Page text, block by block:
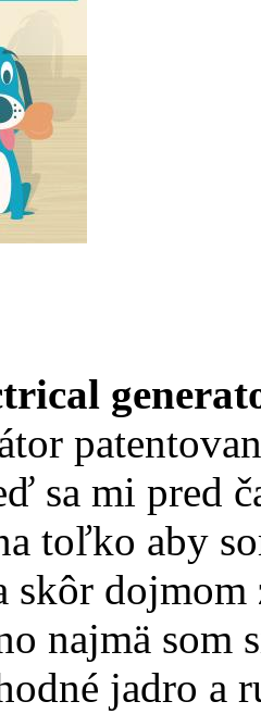
sa mi pred
toľko aby
dojmom
najmä som
jadro a